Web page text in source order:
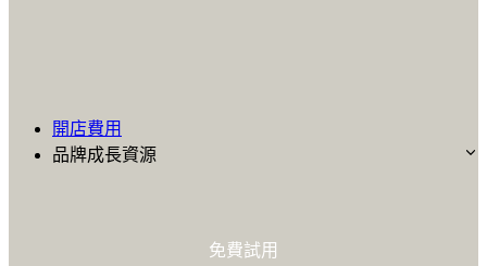
開店費用
品牌成長資源
免費試用